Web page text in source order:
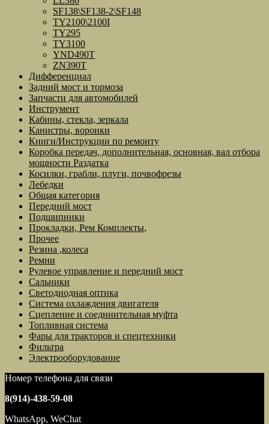
SF138\SF138-2\SF148
TY2100\2100I
TY295
TY3100
YND490T
ZN390T
Дифференциал
Задний мост и тормоза
Запчасти для автомобилей
Инструмент
Кабины, стекла, зеркала
Канистры, воронки
Книги/Инструкции по ремонту
Коробка передач, дополнительная, основная, вал отбора
мощности Раздатка
Косилки, грабли, плуги, почвофрезы
Лебедки
Общая категория
Передний мост
Подшипники
Прокладки, Рем Комплекты,
Прочее
Резина ,колеса
Ремни
Рулевое управление и передний мост
Сальники
Светодиодная оптика
Система охлаждения двигателя
Сцепление и соединительная муфта
Топливная система
Фары для тракторов и спецтехники
Фильтра
Электрооборудование
Номер телефона для связи
8(914)-438-59-08
WhatsApp, WeChat